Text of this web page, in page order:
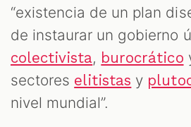
“existencia de un plan
de instaurar un gobierno
colectivista, burocrático
sectores elitistas y
nivel mundial”.